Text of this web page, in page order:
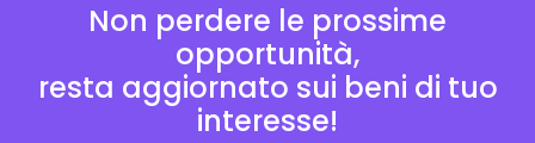
Non perdere le prossime
opportunità,
resta aggiornato sui beni di tuo
interesse!